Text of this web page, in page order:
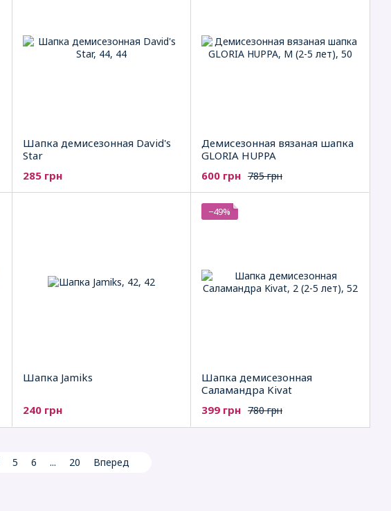
Шапка демисезонная David's
Star
285 грн
Демисезонная вязаная шапка
GLORIA HUPPA
785 грн
600 грн
Шапка Jamiks
240 грн
−49%
Шапка демисезонная
Саламандра Kivat
780 грн
399 грн
5 6 ... 20 Вперед